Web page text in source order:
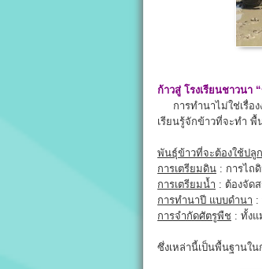
ก้าวสู่ โรงเรียนชาวนา
การทำนาไม่ใช่เรื่อง
เรียนรู้จักข้าวที่จะทำ พื้
พันธุ์ข้าวที่จะต้องใช้ปลูก
การเตรียมดิน : การไถ
การเตรียมน้ำ : ต้องจัด
การทำนาปี แบบดำนา :
การจำกัดศัตรูพืช : ทั้งแ
ซึ่งเหล่านี้เป็นพื้นฐานใ